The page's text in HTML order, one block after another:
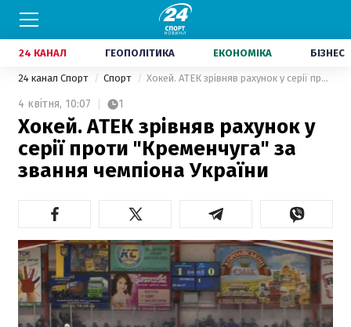
24 КАНАЛ ГЕОПОЛІТИКА ЕКОНОМІКА БІЗНЕС
24 канал Спорт Спорт Хокей. АТЕК зрівняв рахунок у серії проти "Кременчуга" за звання чемпіона України
4 квітня, 10:07 1
Хокей. АТЕК зрівняв рахунок у
серії проти "Кременчуга" за
звання чемпіона України